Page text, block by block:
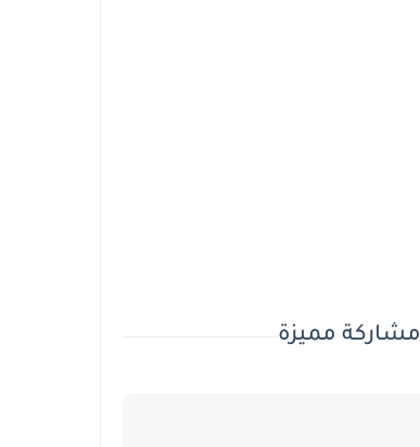
مشاركة مميزة